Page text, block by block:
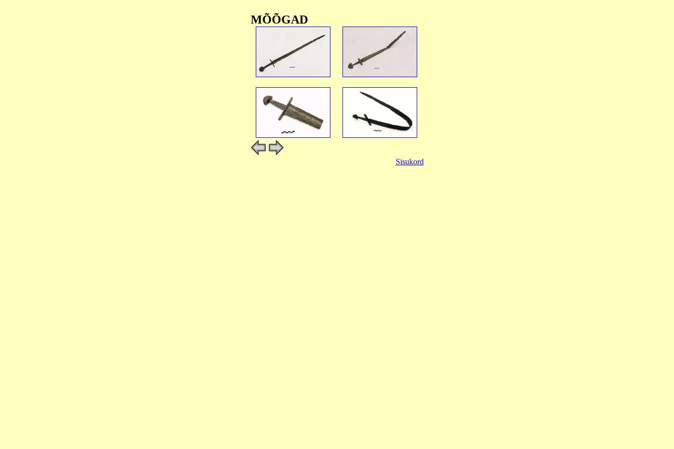
MÕÕGAD
Sisukord